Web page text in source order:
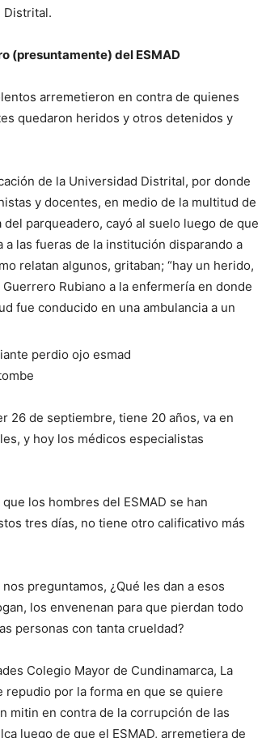
Distrital.
(presuntamente) del ESMAD
arremetieron en contra de quienes
quedaron heridos y otros detenidos y
de la Universidad Distrital, por donde
y docentes, en medio de la multitud de
parqueadero, cayó al suelo luego de que
a las fueras de la institución disparando a
relatan algunos, gritaban; “hay un herido,
Rubiano a la enfermería en donde
fue conducido en una ambulancia a un
26 de septiembre, tiene 20 años, va en
y hoy los médicos especialistas
los hombres del ESMAD se han
tres días, no tiene otro calificativo más
preguntamos, ¿Qué les dan a esos
los envenenan para que pierdan todo
personas con tanta crueldad?
Colegio Mayor de Cundinamarca, La
repudio por la forma en que se quiere
mitin en contra de la corrupción de las
luego de que el ESMAD, arremetiera de